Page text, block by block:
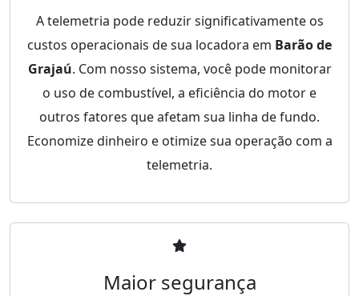
A telemetria pode reduzir significativamente os
custos operacionais de sua locadora em Barão de
Grajaú. Com nosso sistema, você pode monitorar
o uso de combustível, a eficiência do motor e
outros fatores que afetam sua linha de fundo.
Economize dinheiro e otimize sua operação com a
telemetria.
Maior segurança